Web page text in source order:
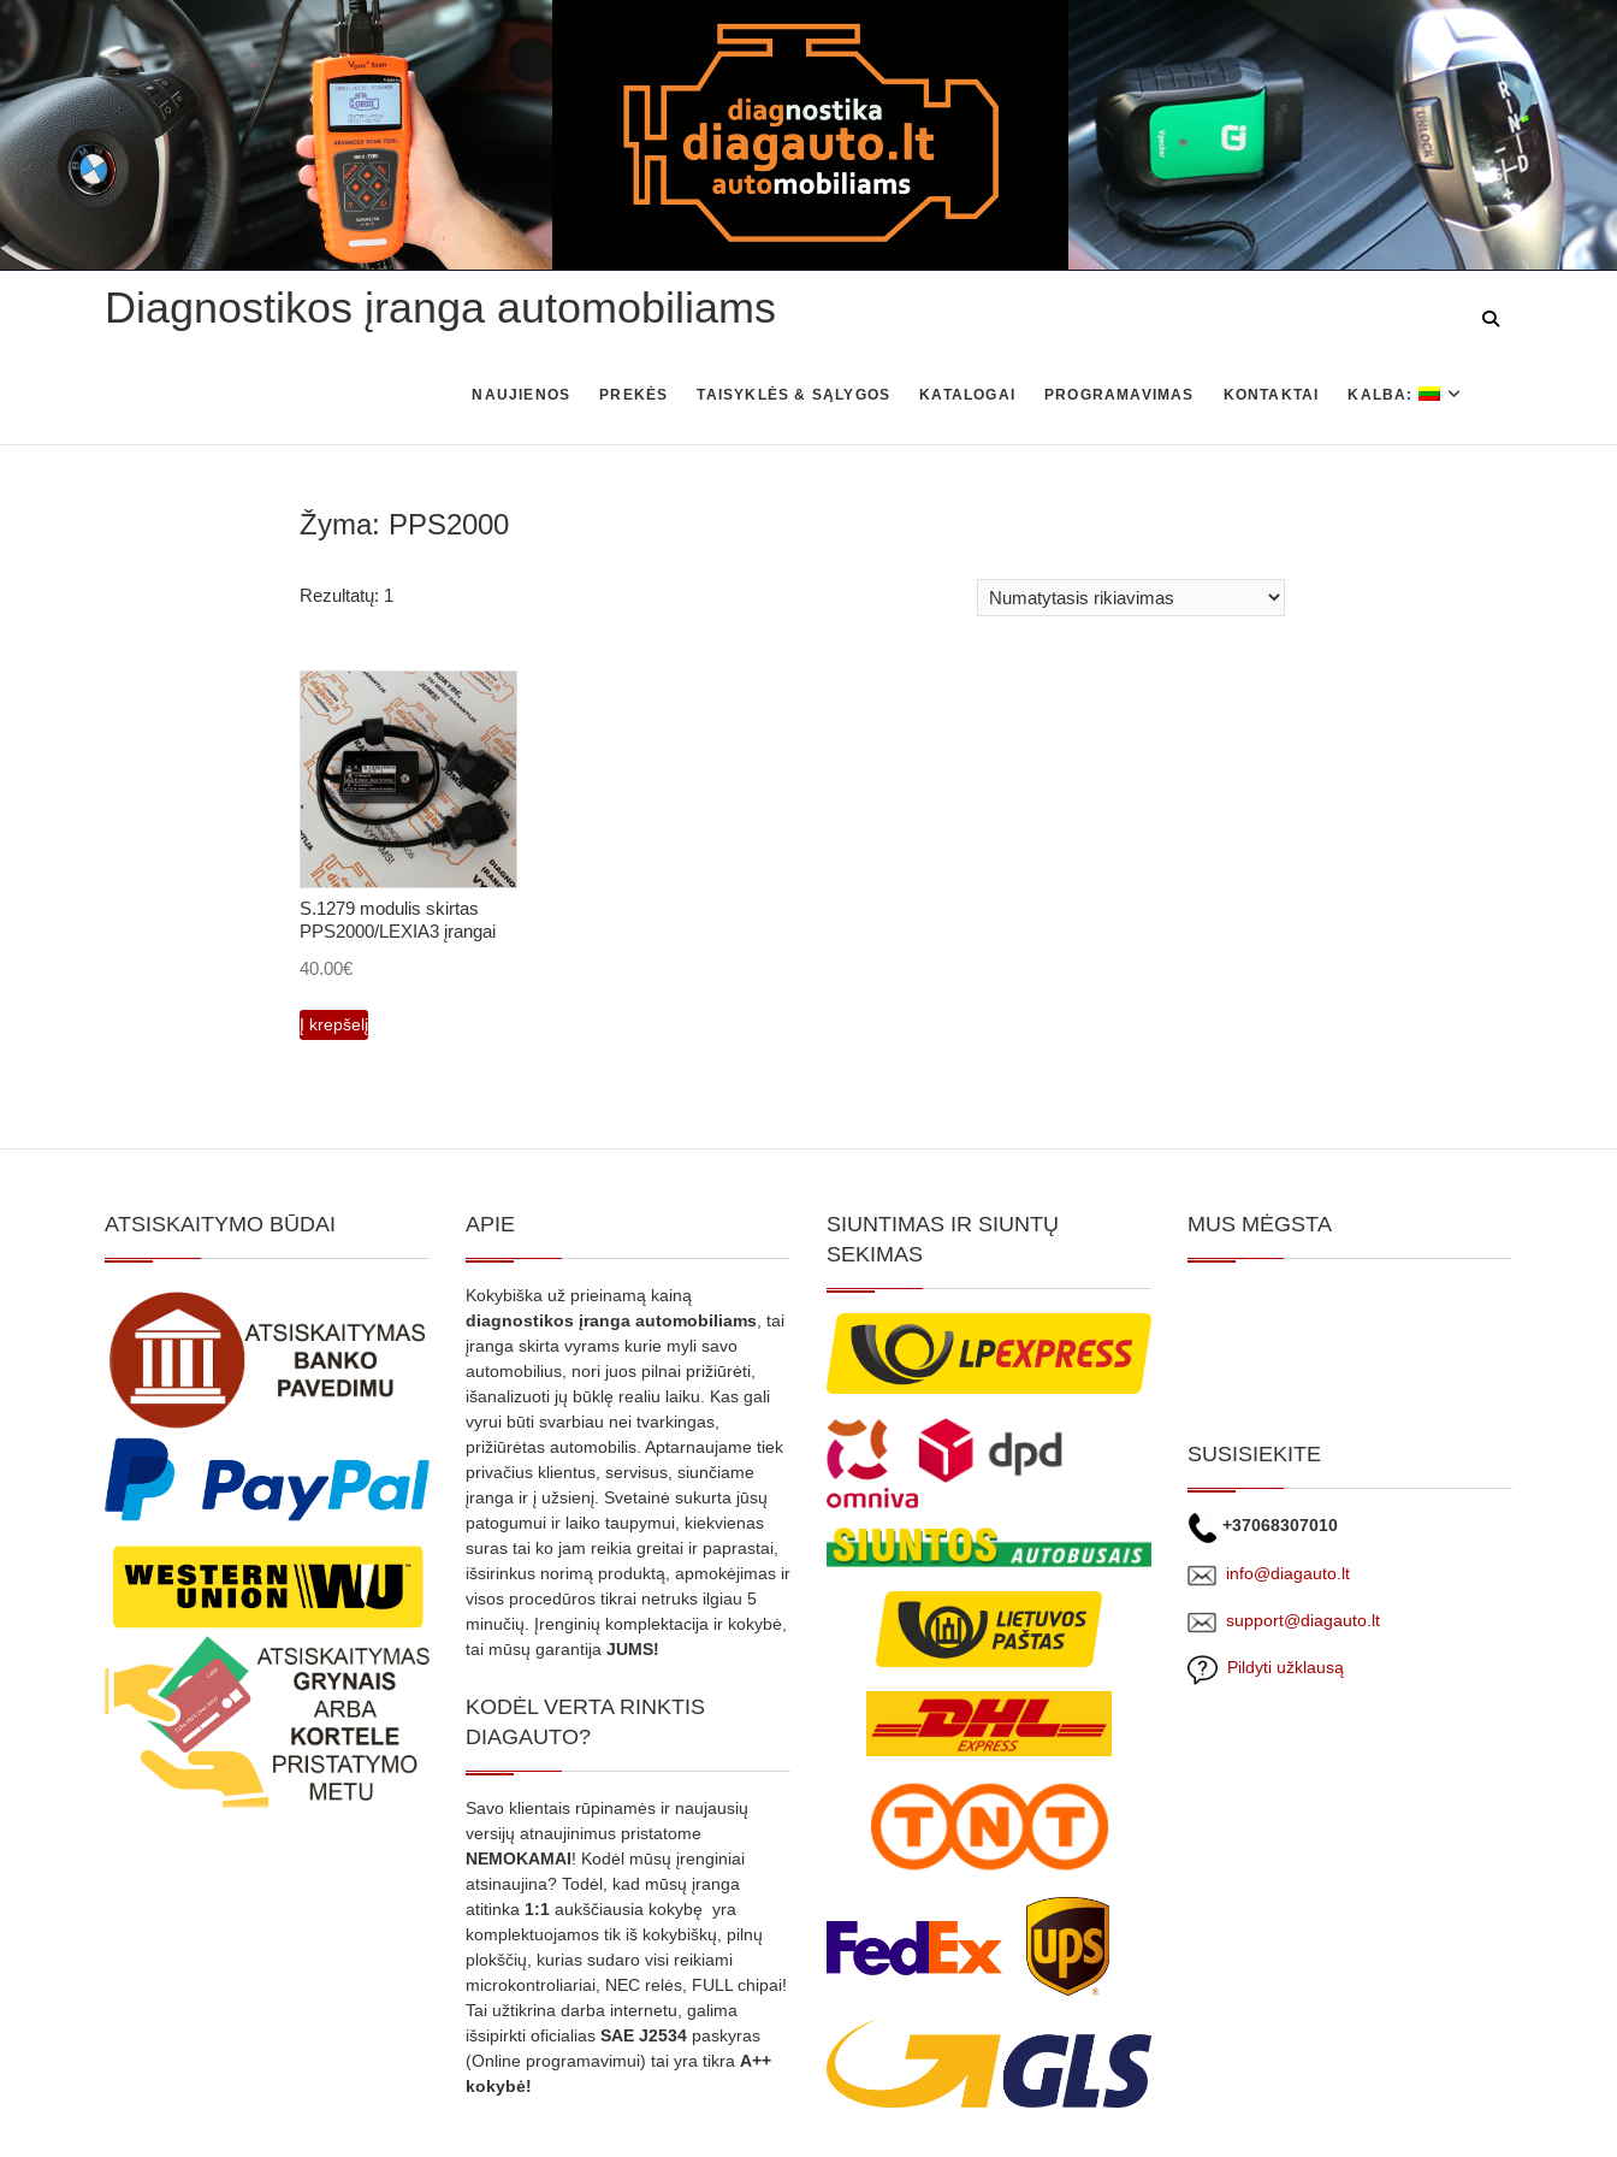
Skip
content
Diagnostikos įranga automobiliams
NAUJIENOS PREKĖS TAISYKLĖS & SĄLYGOS KATALOGAI PROGRAMAVIMAS KONTAKTAI KALBA:
Žyma: PPS2000
Rezultatų: 1
S.1279 modulis skirtas
PPS2000/LEXIA3 įrangai
40.00€
Į krepšelį
ATSISKAITYMO BŪDAI APIE
Kokybiška už prieinamą kainą
diagnostikos įranga automobiliams , tai
įranga skirta vyrams kurie myli savo
automobilius, nori juos pilnai prižiūrėti,
išanalizuoti jų būklę realiu laiku. Kas gali
vyrui būti svarbiau nei tvarkingas,
prižiūrėtas automobilis. Aptarnaujame tiek
privačius klientus, servisus, siunčiame
įranga ir į užsienį. Svetainė sukurta jūsų
patogumui ir laiko taupymui, kiekvienas
suras tai ko jam reikia greitai ir paprastai,
išsirinkus norimą produktą, apmokėjimas ir
visos procedūros tikrai netruks ilgiau 5
minučių. Įrenginių komplektacija ir kokybė,
tai mūsų garantija JUMS!
KODĖL VERTA RINKTIS
DIAGAUTO?
Savo klientais rūpinamės ir naujausių
versijų atnaujinimus pristatome
NEMOKAMAI! Kodėl mūsų įrenginiai
atsinaujina? Todėl, kad mūsų įranga
atitinka 1:1 aukščiausia kokybę yra
komplektuojamos tik iš kokybiškų, pilnų
plokščių, kurias sudaro visi reikiami
microkontroliariai, NEC relės, FULL chipai!
Tai užtikrina darba internetu, galima
išsipirkti oficialias SAE J2534 paskyras
(Online programavimui) tai yra tikra A++
kokybė!
SIUNTIMAS IR SIUNTŲ
SEKIMAS
MUS MĖGSTA
SUSISIEKITE
+37068307010
info@diagauto.lt
support@diagauto.lt
Pildyti užklausą